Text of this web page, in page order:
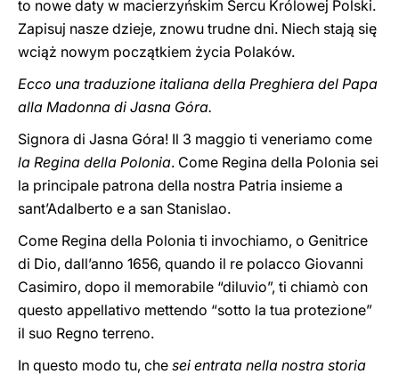
to nowe daty w macierzyńskim Sercu Królowej Polski.
Zapisuj nasze dzieje, znowu trudne dni. Niech stają się
wciąż nowym początkiem życia Polaków.
Ecco una traduzione italiana della Preghiera del Papa
alla Madonna di Jasna Góra.
Signora di Jasna Góra! Il 3 maggio ti veneriamo come
la Regina della Polonia. Come Regina della Polonia sei
la principale patrona della nostra Patria insieme a
sant’Adalberto e a san Stanislao.
Come Regina della Polonia ti invochiamo, o Genitrice
di Dio, dall’anno 1656, quando il re polacco Giovanni
Casimiro, dopo il memorabile “diluvio”, ti chiamò con
questo appellativo mettendo “sotto la tua protezione”
il suo Regno terreno.
In questo modo tu, che sei entrata nella nostra storia